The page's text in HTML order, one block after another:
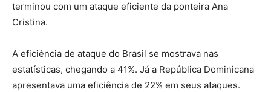
terminou com um ataque eficiente da ponteira Ana
Cristina.
A eficiência de ataque do Brasil se mostrava nas
estatísticas, chegando a 41%. Já a República Dominicana
apresentava uma eficiência de 22% em seus ataques.